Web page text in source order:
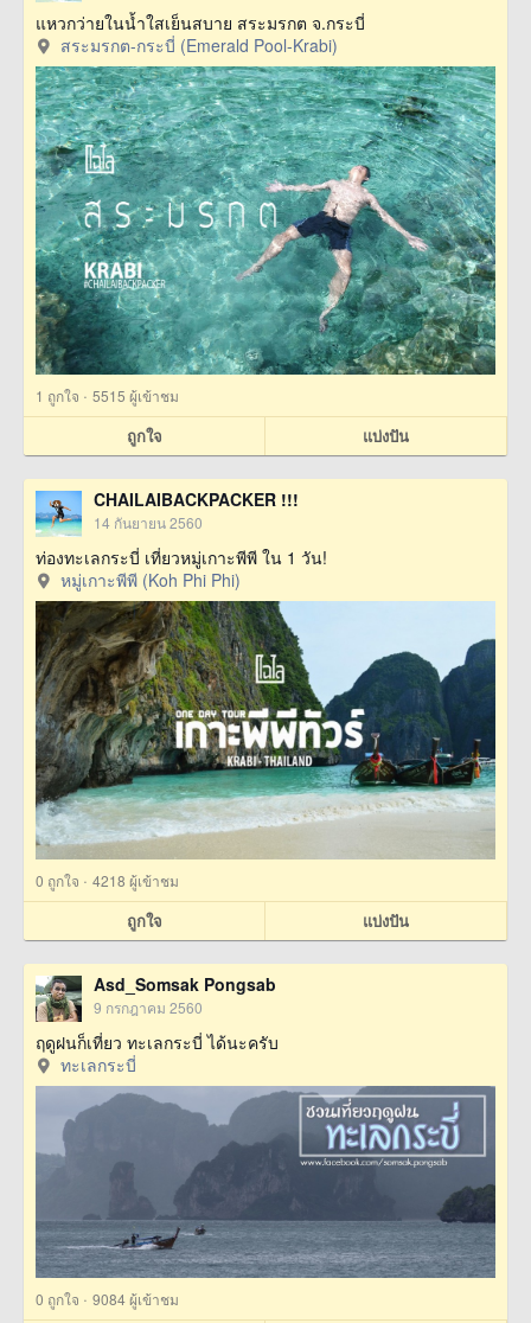
แหวกว่ายในน้ำใสเย็นสบาย สระมรกต จ.กระบี่
สระมรกต-กระบี่ (Emerald Pool-Krabi)
1 ถูกใจ · 5515 ผู้เข้าชม
ถูกใจ แบ่งปัน
CHAILAIBACKPACKER !!!
14 กันยายน 2560
ท่องทะเลกระบี่ เที่ยวหมู่เกาะพีพี ใน 1 วัน!
หมู่เกาะพีพี (Koh Phi Phi)
0 ถูกใจ · 4218 ผู้เข้าชม
ถูกใจ แบ่งปัน
Asd_Somsak Pongsab
9 กรกฎาคม 2560
ฤดูฝนก็เที่ยว ทะเลกระบี่ ได้นะครับ
ทะเลกระบี่
0 ถูกใจ · 9084 ผู้เข้าชม